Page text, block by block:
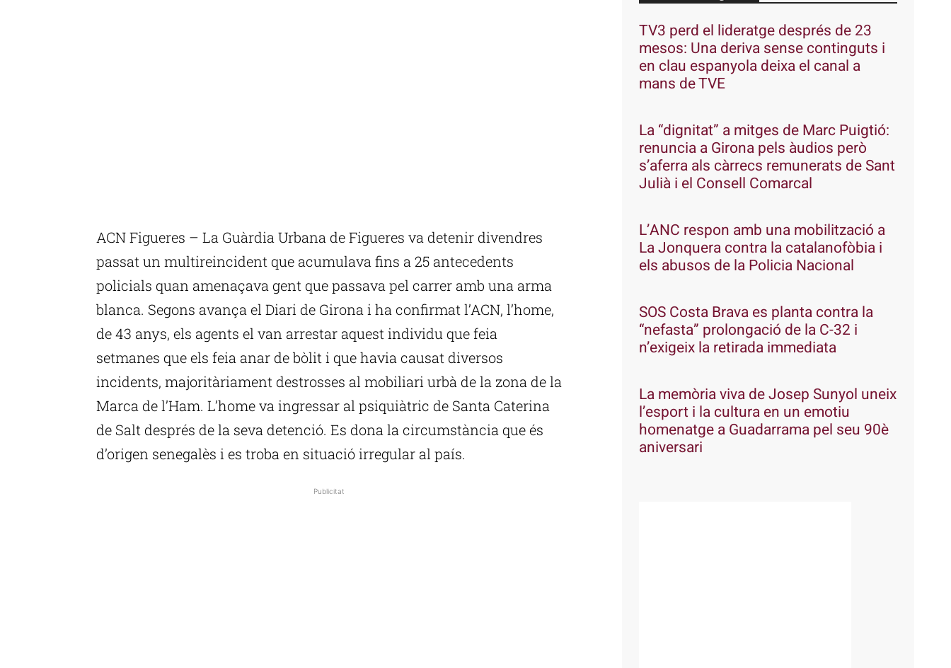
ACN Figueres – La Guàrdia Urbana de Figueres va detenir divendres
passat un multireincident que acumulava fins a 25 antecedents
policials quan amenaçava gent que passava pel carrer amb una arma
blanca. Segons avança el Diari de Girona i ha confirmat l’ACN, l’home,
de 43 anys, els agents el van arrestar aquest individu que feia
setmanes que els feia anar de bòlit i que havia causat diversos
incidents, majoritàriament destrosses al mobiliari urbà de la zona de la
Marca de l’Ham. L’home va ingressar al psiquiàtric de Santa Caterina
de Salt després de la seva detenció. Es dona la circumstància que és
d’origen senegalès i es troba en situació irregular al país.
Publicitat
TV3 perd el lideratge després de 23
mesos: Una deriva sense continguts i
en clau espanyola deixa el canal a
mans de TVE
La “dignitat” a mitges de Marc Puigtió:
renuncia a Girona pels àudios però
s’aferra als càrrecs remunerats de Sant
Julià i el Consell Comarcal
L’ANC respon amb una mobilització a
La Jonquera contra la catalanofòbia i
els abusos de la Policia Nacional
SOS Costa Brava es planta contra la
“nefasta” prolongació de la C-32 i
n’exigeix la retirada immediata
La memòria viva de Josep Sunyol uneix
l’esport i la cultura en un emotiu
homenatge a Guadarrama pel seu 90è
aniversari